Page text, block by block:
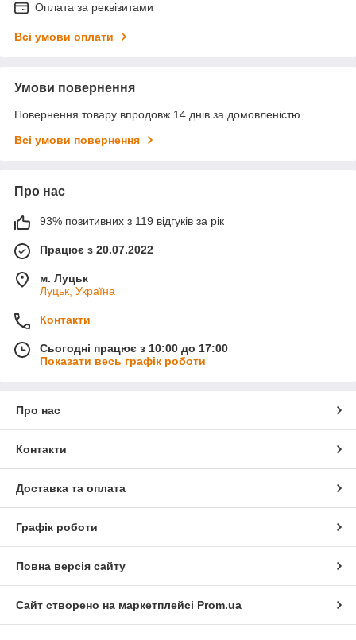
Оплата за реквізитами
Всі умови оплати
Умови повернення
Повернення товару впродовж 14 днів за домовленістю
Всі умови повернення
Про нас
93% позитивних з 119 відгуків за рік
Працює з 20.07.2022
м. Луцьк
Луцьк, Україна
Контакти
Сьогодні працює з 10:00 до 17:00
Показати весь графік роботи
Про нас
Контакти
Доставка та оплата
Графік роботи
Повна версія сайту
Сайт створено на маркетплейсі Prom.ua